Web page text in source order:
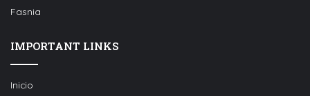
Fasnia
IMPORTANT LINKS
Inicio